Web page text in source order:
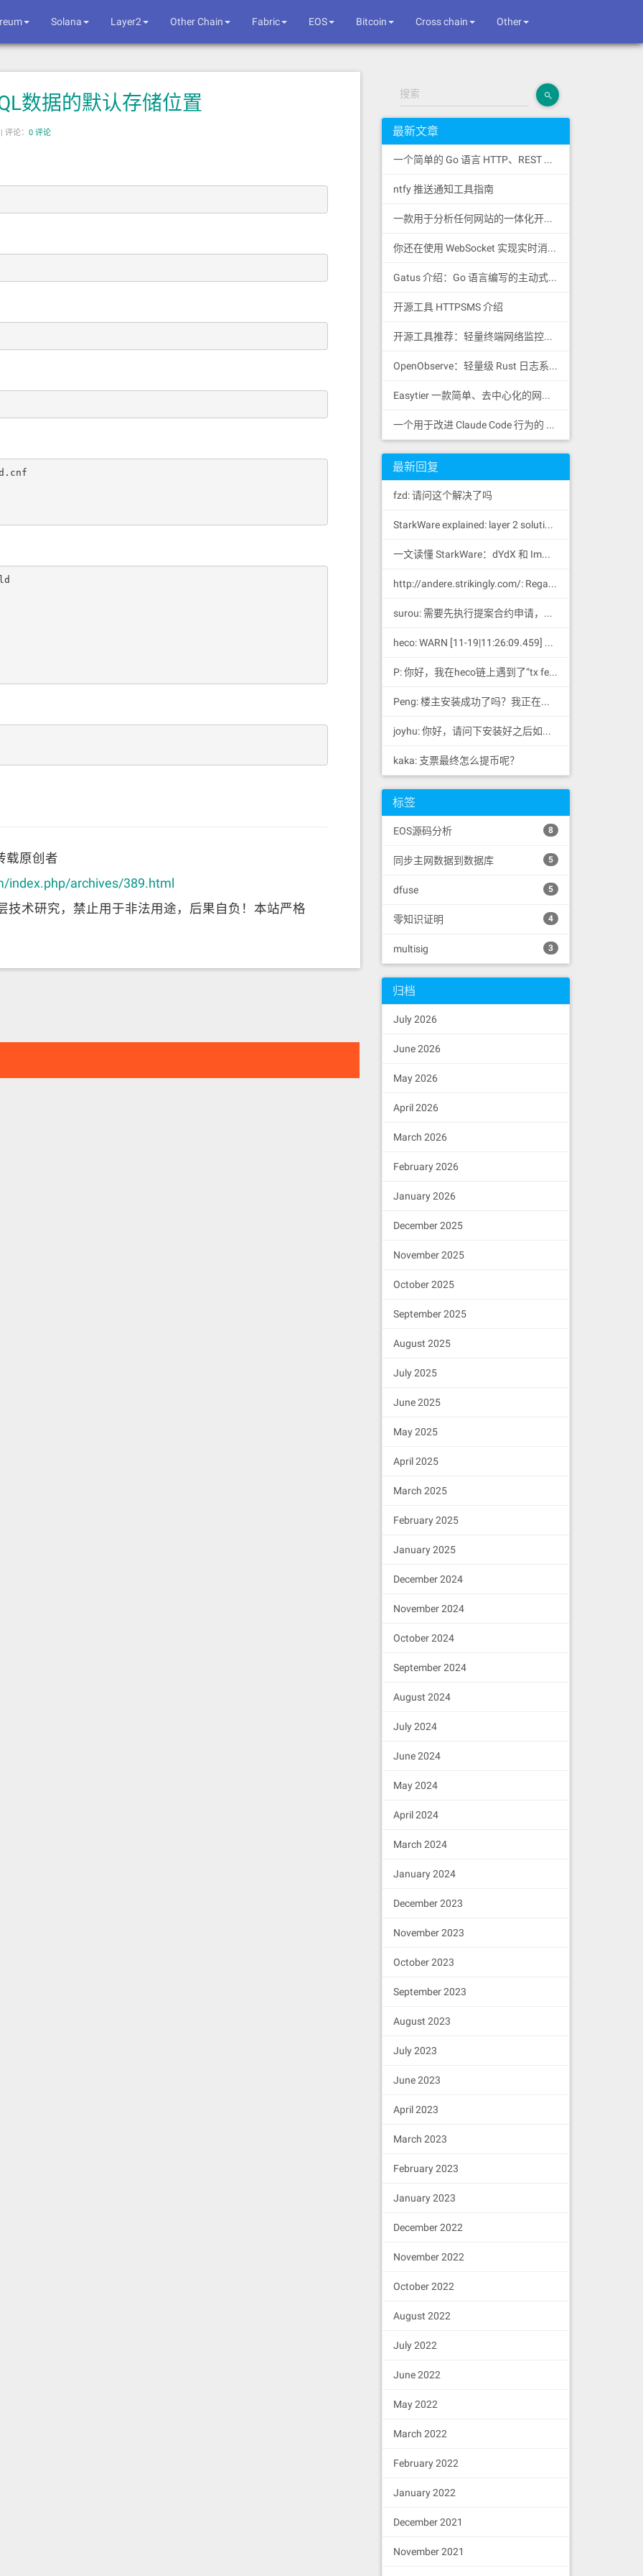
Solana Layer2 Other Chain Fabric EOS Bitcoin Cross chain Other
数据的默认存储位置
| 评论： 0 评论
载原创者
index.php/archives/389.html
技术研究，禁止用于非法用途，后果自负！本站严格
搜索
最新文章
一个简单的 Go 语言 HTTP、REST 和 SSE 客户端库
ntfy 推送通知工具指南
一款用于分析任何网站的一体化开源情报工具
你还在使用 WebSocket 实现实时消息推送吗？
Gatus 介绍：Go 语言编写的主动式健康监控状态页
开源工具 HTTPSMS 介绍
开源工具推荐：轻量终端网络监控工具 RustNet
OpenObserve：轻量级 Rust 日志系统
Easytier 一款简单、去中心化的网状 VPN，支持 WireGuard
一个用于改进 Claude Code 行为的 CLAUDE.md 文件，源自 Andrej Karpathy 对 LLM 编码陷阱的观察。
最新回复
fzd: 请问这个解决了吗
StarkWare explained: layer 2 solution provider of dYdX and iMMUTABLE R11; BitKeep News: [...]Layer 2: https://...
一文读懂 StarkWare：dYdX 和 Immutable 背后的 L2 方案 R11; BitKeep 博客: [...]Layer 2:Comparing Laye...
http://andere.strikingly.com/: Regards, Great stuff!
surou: 需要先执行提案合约申请，等待出块节点地址同意后，才会进...
heco: WARN [11-19|11:26:09.459] N...
P: 你好，我在heco链上遇到了“tx fee excee...
Peng: 楼主安装成功了吗？我正在同步区块链，一天了，差不多才同...
joyhu: 你好，请问下安装好之后如何获取到bee.yaml配置文...
kaka: 支票最终怎么提币呢？
标签
EOS源码分析 8
同步主网数据到数据库 5
dfuse 5
零知识证明 4
multisig 3
归档
July 2026
June 2026
May 2026
April 2026
March 2026
February 2026
January 2026
December 2025
November 2025
October 2025
September 2025
August 2025
July 2025
June 2025
May 2025
April 2025
March 2025
February 2025
January 2025
December 2024
November 2024
October 2024
September 2024
August 2024
July 2024
June 2024
May 2024
April 2024
March 2024
January 2024
December 2023
November 2023
October 2023
September 2023
August 2023
July 2023
June 2023
April 2023
March 2023
February 2023
January 2023
December 2022
November 2022
October 2022
August 2022
July 2022
June 2022
May 2022
March 2022
February 2022
January 2022
December 2021
November 2021